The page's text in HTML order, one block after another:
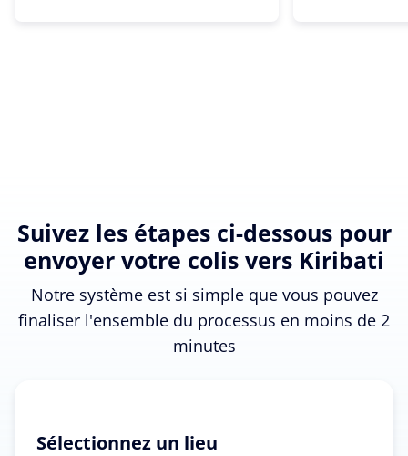
Suivez les étapes ci-dessous pour
envoyer votre colis vers Kiribati
Notre système est si simple que vous pouvez
finaliser l'ensemble du processus en moins de 2
minutes
Sélectionnez un lieu